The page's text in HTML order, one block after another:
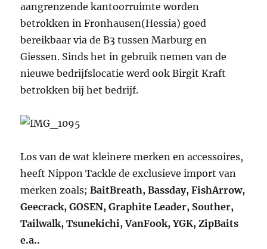
aangrenzende kantoorruimte worden
betrokken in Fronhausen(Hessia) goed
bereikbaar via de B3 tussen Marburg en
Giessen. Sinds het in gebruik nemen van de
nieuwe bedrijfslocatie werd ook Birgit Kraft
betrokken bij het bedrijf.
Los van de wat kleinere merken en accessoires,
heeft Nippon Tackle de exclusieve import van
merken zoals;BaitBreath, Bassday, FishArrow,
Geecrack, GOSEN, Graphite Leader, Souther,
Tailwalk, Tsunekichi, VanFook, YGK, ZipBaits
e.a..